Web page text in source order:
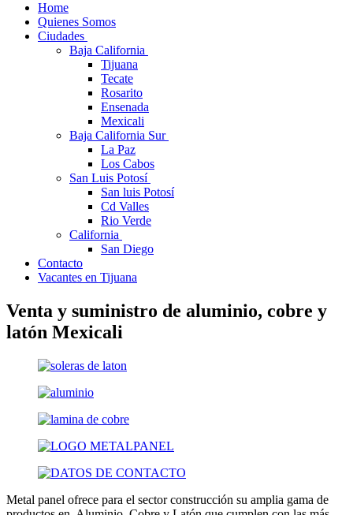
Home
Quienes Somos
Ciudades
Baja California
Tijuana
Tecate
Rosarito
Ensenada
Mexicali
Baja California Sur
La Paz
Los Cabos
San Luis Potosí
San luis Potosí
Cd Valles
Rio Verde
California
San Diego
Contacto
Vacantes en Tijuana
Venta y suministro de aluminio, cobre y
latón Mexicali
Metal panel ofrece para el sector construcción su amplia gama de